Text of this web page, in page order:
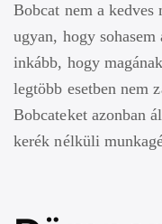
Bobcat nem a
ugyan, hogy
inkább, hogy
legtöbb esetben nem
Bobcateket azonban
kerék nélküli